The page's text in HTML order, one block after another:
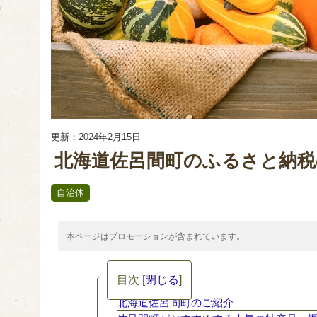
更新：2024年2月15日
北海道佐呂間町のふるさと納
自治体
本ページはプロモーションが含まれています。
目次 [閉じる]
北海道佐呂間町のご紹介